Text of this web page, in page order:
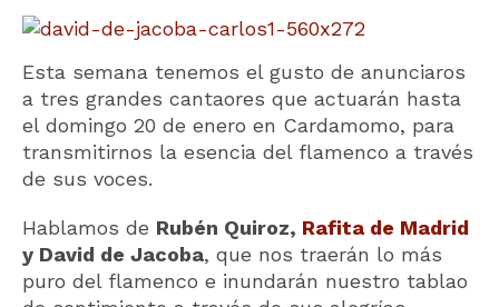
Esta semana tenemos el gusto de anunciaros
a tres grandes cantaores que actuarán hasta
el domingo 20 de enero en Cardamomo, para
transmitirnos la esencia del flamenco a través
de sus voces.
Hablamos de Rubén Quiroz, Rafita de Madrid
y David de Jacoba, que nos traerán lo más
puro del flamenco e inundarán nuestro tablao